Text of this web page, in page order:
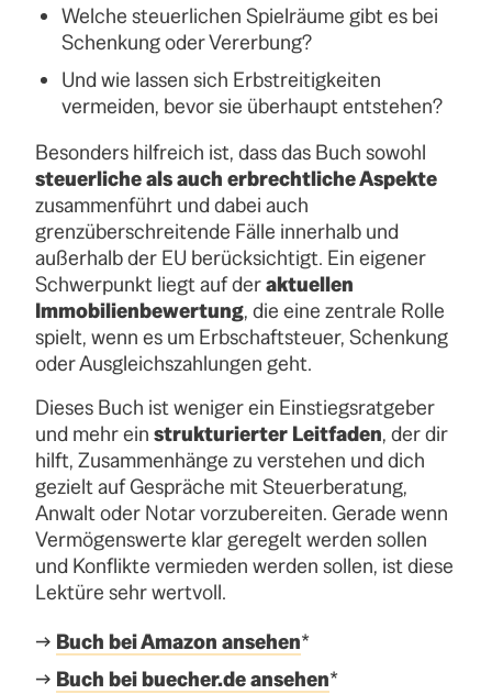
Welche steuerlichen Spielräume gibt es bei
Schenkung oder Vererbung?
Und wie lassen sich Erbstreitigkeiten
vermeiden, bevor sie überhaupt entstehen?
Besonders hilfreich ist, dass das Buch sowohl
steuerliche als auch erbrechtliche Aspekte
zusammenführt und dabei auch
grenzüberschreitende Fälle innerhalb und
außerhalb der EU berücksichtigt. Ein eigener
Schwerpunkt liegt auf deraktuellen
Immobilienbewertung, die eine zentrale Rolle
spielt, wenn es um Erbschaftsteuer, Schenkung
oder Ausgleichszahlungen geht.
Dieses Buch ist weniger ein Einstiegsratgeber
und mehr einstrukturierter Leitfaden, der dir
hilft, Zusammenhänge zu verstehen und dich
gezielt auf Gespräche mit Steuerberatung,
Anwalt oder Notar vorzubereiten. Gerade wenn
Vermögenswerte klar geregelt werden sollen
und Konflikte vermieden werden sollen, ist diese
Lektüre sehr wertvoll.
→ Buch bei Amazon ansehen*
→ Buch bei buecher.de ansehen*